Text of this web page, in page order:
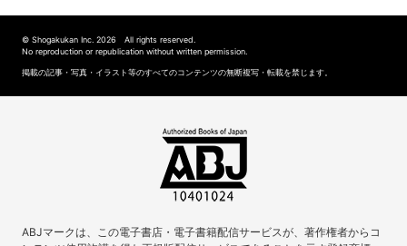
© Shogakukan Inc. 2026 All rights reserved.
No reproduction or republication without written permission.
掲載の記事・写真・イラスト等のすべてのコンテンツの無断複写・転載を禁じます。
ABJマークは、この電子書店・電子書籍配信サービスが、著作権者からコ